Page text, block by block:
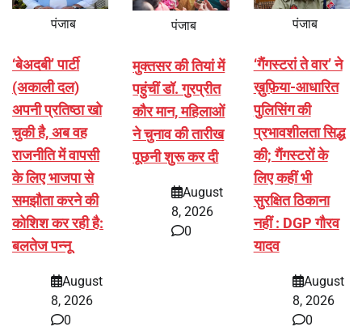
पंजाब
‘बेअदबी’ पार्टी
(अकाली दल)
अपनी प्रतिष्ठा खो
चुकी है, अब वह
राजनीति में वापसी
के लिए भाजपा से
समझौता करने की
कोशिश कर रही है:
बलतेज पन्नू
August
8, 2026
0
पंजाब
मुक्तसर की तियां में
पहुंचीं डॉ. गुरप्रीत
कौर मान, महिलाओं
ने चुनाव की तारीख
पूछनी शुरू कर दी
August
8, 2026
0
पंजाब
‘गैंगस्टरां ते वार’ ने
ख़ुफ़िया-आधारित
पुलिसिंग की
प्रभावशीलता सिद्ध
की; गैंगस्टरों के
लिए कहीं भी
सुरक्षित ठिकाना
नहीं : DGP गौरव
यादव
August
8, 2026
0